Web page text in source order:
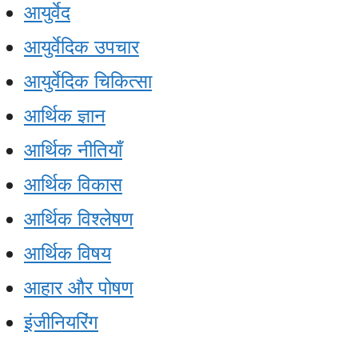
आयुर्वेद
आयुर्वेदिक उपचार
आयुर्वेदिक चिकित्सा
आर्थिक ज्ञान
आर्थिक नीतियाँ
आर्थिक विकास
आर्थिक विश्लेषण
आर्थिक विषय
आहार और पोषण
इंजीनियरिंग